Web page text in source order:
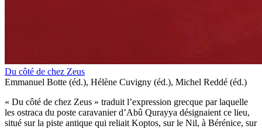
Du côté de chez Zeus
Emmanuel Botte (éd.), Hélène Cuvigny (éd.), Michel Reddé (éd.)
« Du côté de chez Zeus » traduit l’expression grecque par laquelle
les ostraca du poste caravanier d’Abû Qurayya désignaient ce lieu,
situé sur la piste antique qui reliait Koptos, sur le Nil, à Bérénice, sur